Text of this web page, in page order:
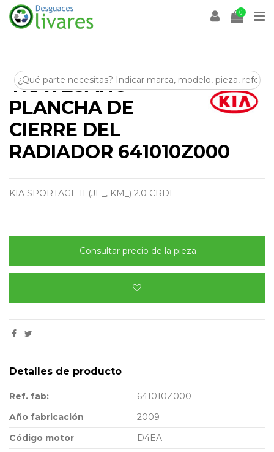
0
TRAVESAÑO
PLANCHA DE
CIERRE DEL
RADIADOR 641010Z000
KIA SPORTAGE II (JE_, KM_) 2.0 CRDI
Consultar precio de la pieza
Detalles de producto
Ref. fab:
641010Z000
Año fabricación
2009
Código motor
D4EA